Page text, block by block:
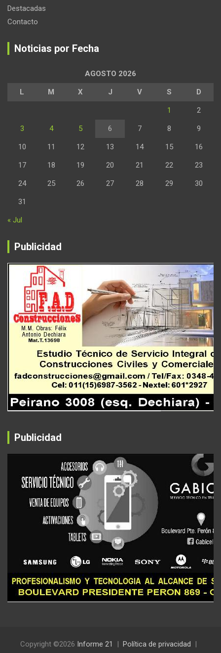
Destacadas
Contacto
Noticias por Fecha
AGOSTO 2026
L M X J V S D
1 2
3 4 5 6 7 8 9
10 11 12 13 14 15 16
17 18 19 20 21 22 23
24 25 26 27 28 29 30
31
« Jul
Publicidad
Publicidad
Copyright ©2026 Informe 21
Política de privacidad